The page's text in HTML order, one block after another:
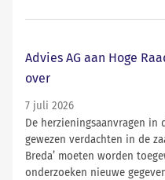
Advies AG aan Hoge
over
7 juli 2026
De herzieningsaanvragen
gewezen verdachten in de
Breda’ moeten worden
onderzoeken nieuwe